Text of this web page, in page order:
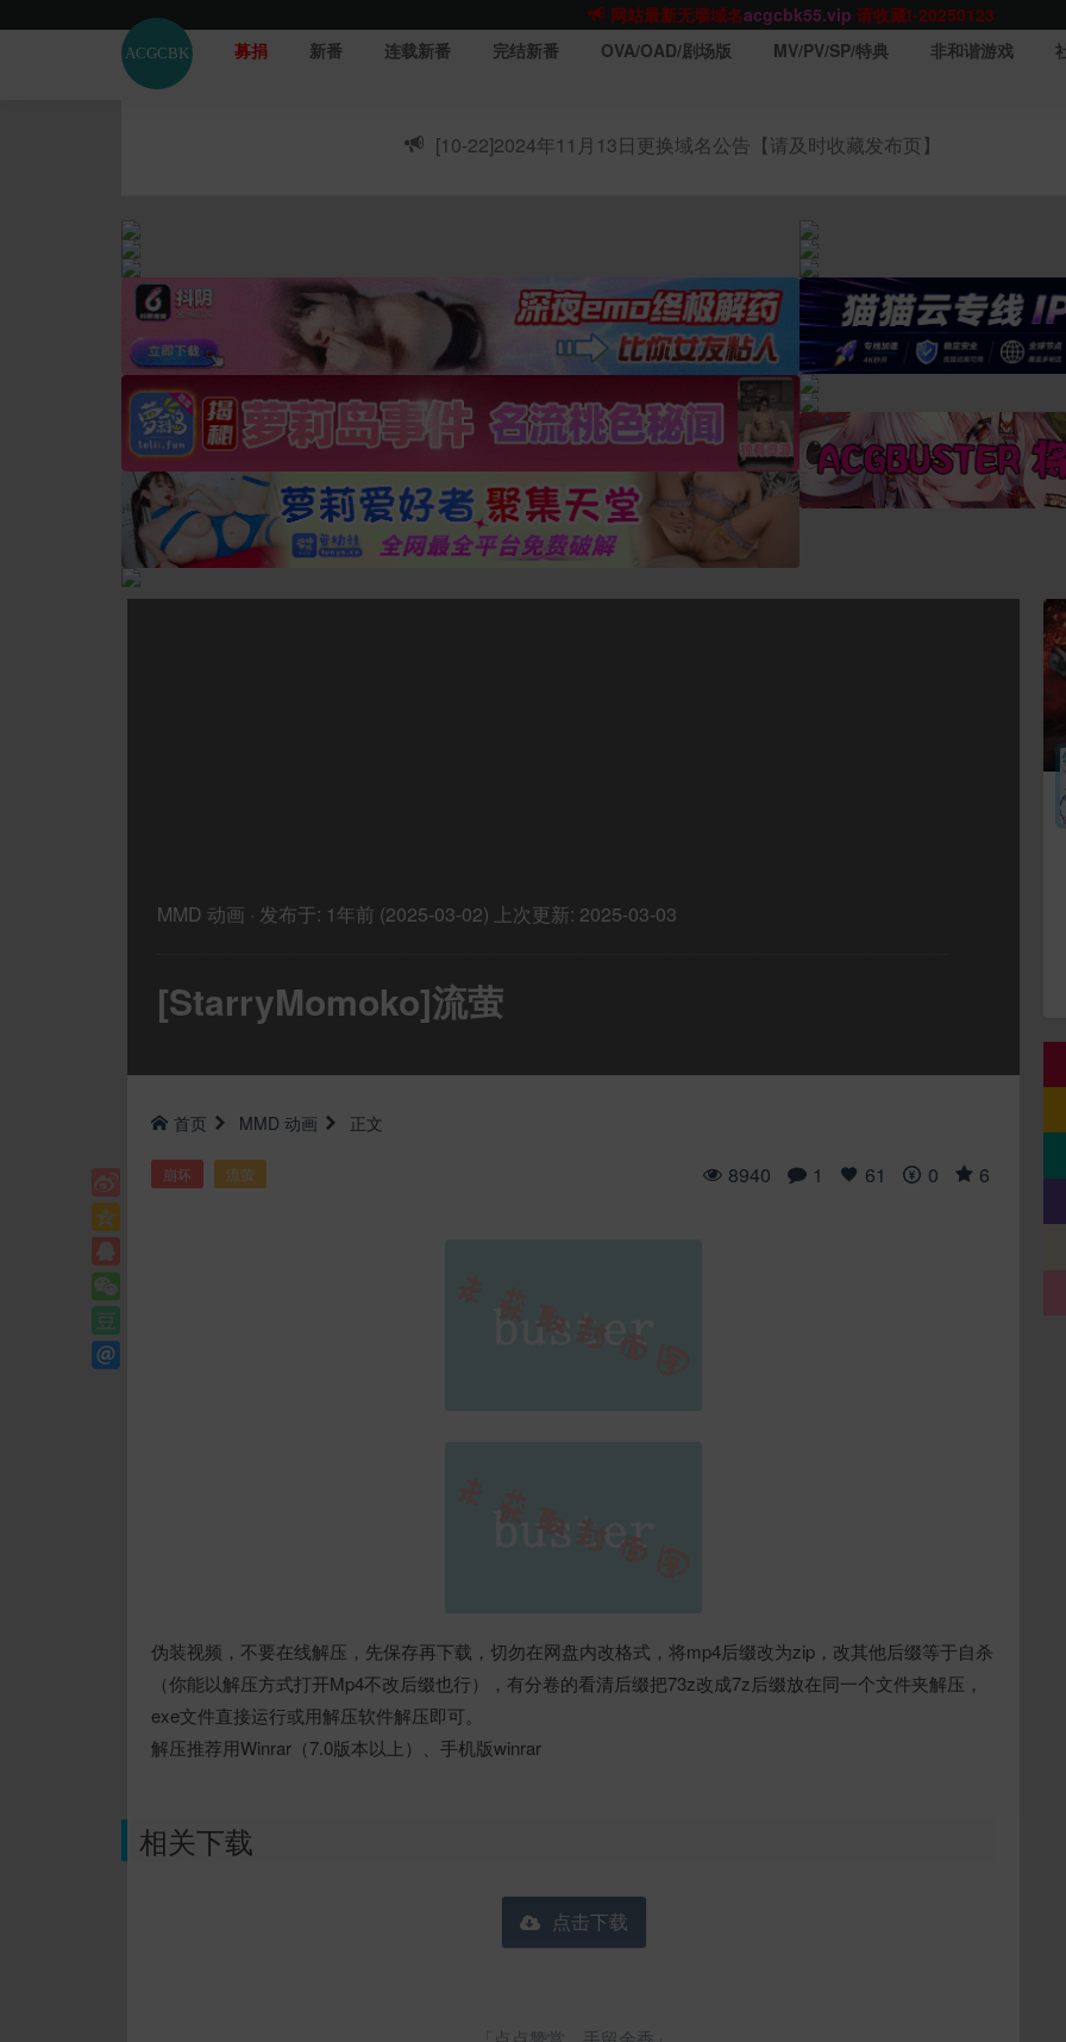
网站TG群聊t.me/acgbuster请收藏!
ACGCBK官方App
点击下载永不迷路！
ACGCBK官方App
点击下载 永不迷路！
acgcbk55.vip
acgcbk.vip
ACGCBK官方App点击下载永不迷路！
网站最新无墙域名acgcbk55.vip请收藏!-20250123
募捐 新番 连载新番 完结新番 OVA/OAD/剧场版 MV/PV/SP/特典 非和谐游戏
[10-22]2024年11月13日更换域名公告【请及时收藏发布页】
MMD 动画 · 发布于: 1年前 (2025-03-02) 上次更新: 2025-03-03
[StarryMomoko]流萤
首页 MMD 动画 正文
崩坏 流萤 8940 1 61 0 6
伪装视频，不要在线解压，先保存再下载，切勿在网盘内改格式，将mp4后缀改为zip，改其他后缀等于自杀
（你能以解压方式打开Mp4不改后缀也行），有分卷的看清后缀把73z改成7z后缀放在同一个文件夹解压，
exe文件直接运行或用解压软件解压即可。
解压推荐用Winrar（7.0版本以上）、手机版winrar
相关下载
点击下载